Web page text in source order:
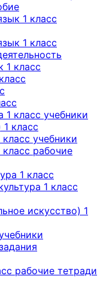
1 класс
1 класс
1 класс
класс учебники
класс
учебники
класс рабочие
1 класс
1 класс
искусство) 1
рабочие тетради